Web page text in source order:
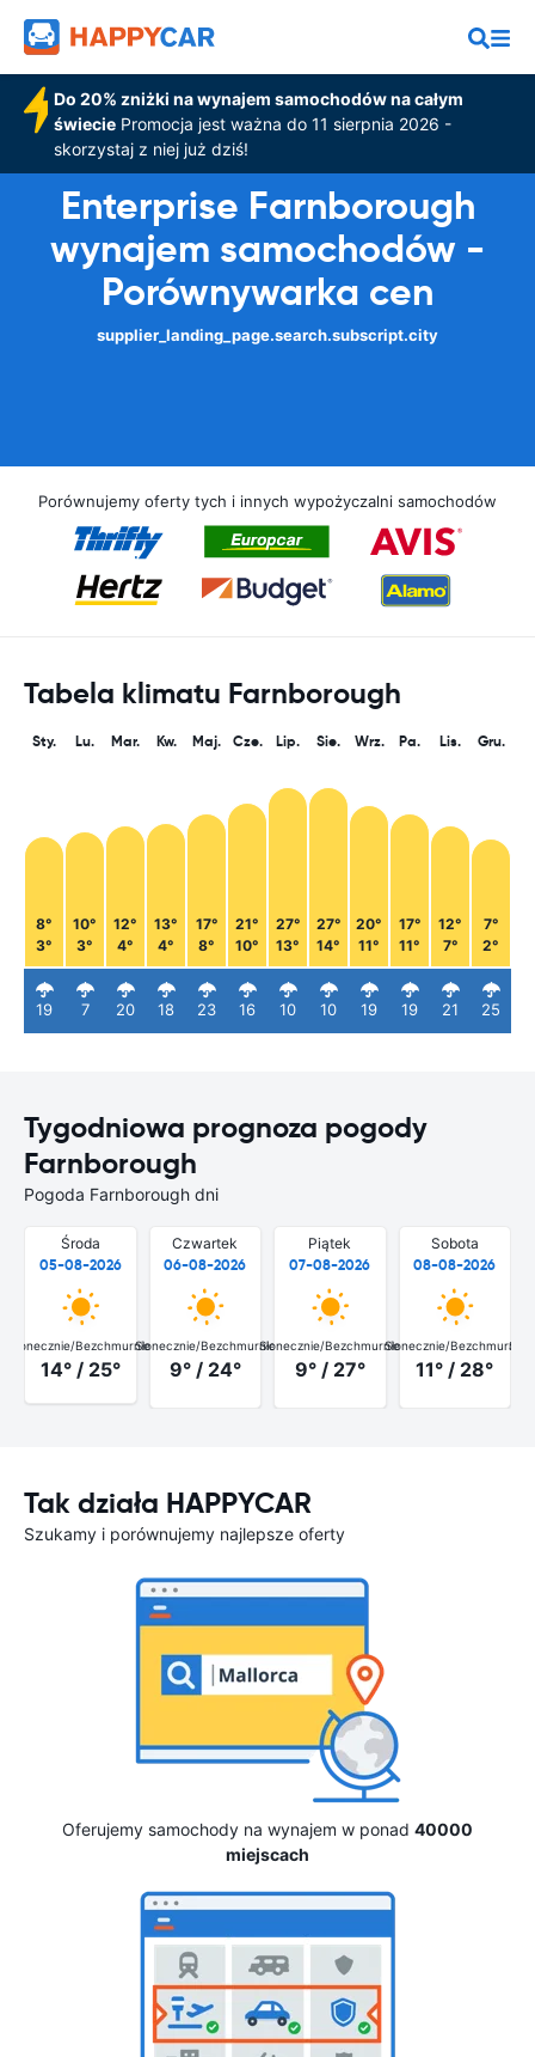
Do 20% zniżki na wynajem samochodów na całym
świeciePromocja jest ważna do 11 sierpnia 2026 -
skorzystaj z niej już dziś!
Enterprise Farnborough
wynajem samochodów -
Porównywarka cen
supplier_landing_page.search.subscript.city
Porównujemy oferty tych i innych wypożyczalni samochodów
Tabela klimatu Farnborough
Sty.
8°
3°
19
Lu.
10°
3°
7
Mar.
12°
4°
20
Kw.
13°
4°
18
Maj.
17°
8°
23
Cze.
21°
10°
16
Lip.
27°
13°
10
Sie.
27°
14°
10
Wrz.
20°
11°
19
Pa.
17°
11°
19
Lis.
12°
7°
21
Gru.
7°
2°
25
Tygodniowa prognoza pogody
Farnborough
Pogoda Farnborough dni
Środa
05-08-2026
Słonecznie/Bezchmurnie
14° / 25°
Czwartek
06-08-2026
Słonecznie/Bezchmurnie
9° / 24°
Piątek
07-08-2026
Słonecznie/Bezchmurnie
9° / 27°
Sobota
08-08-2026
Słonecznie/Bezchmurnie
11° / 28°
Tak działa HAPPYCAR
Szukamy i porównujemy najlepsze oferty
Oferujemy samochody na wynajem w ponad 40000
miejscach